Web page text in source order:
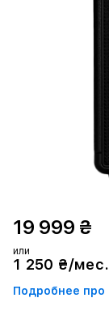
19 999 ₴
или
1 250 ₴/
Подробнее про